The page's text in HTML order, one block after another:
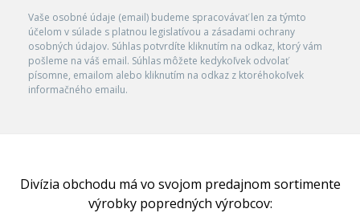
Vaše osobné údaje (email) budeme spracovávať len za týmto
účelom v súlade s platnou legislatívou a zásadami ochrany
osobných údajov. Súhlas potvrdíte kliknutím na odkaz, ktorý vám
pošleme na váš email. Súhlas môžete kedykoľvek odvolať
písomne, emailom alebo kliknutím na odkaz z ktoréhokoľvek
informačného emailu.
Divízia obchodu má vo svojom predajnom sortimente
výrobky popredných výrobcov: